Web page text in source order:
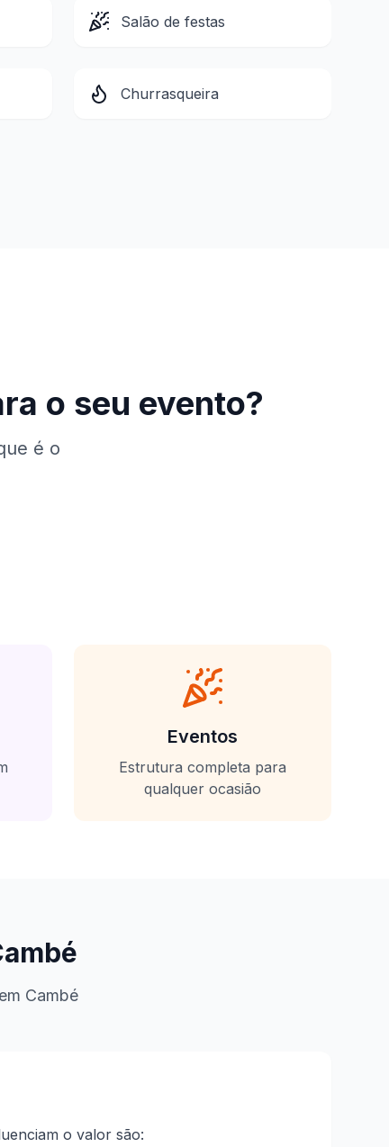
Salão de festas
Churrasqueira
o seu evento?
é o
Eventos
Estrutura completa para
qualquer ocasião
Cambé
o valor são: